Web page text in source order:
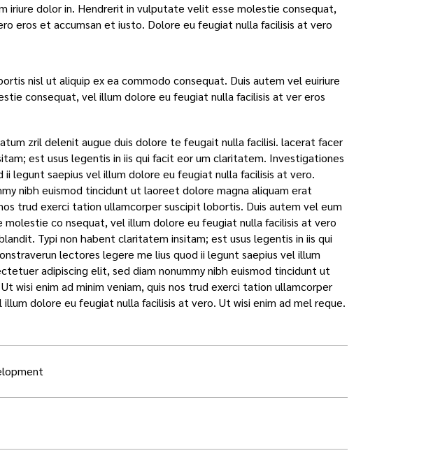
iriure dolor in. Hendrerit in vulputate velit esse molestie consequat,
eros et accumsan et iusto. Dolore eu feugiat nulla facilisis at vero
nisl ut aliquip ex ea commodo consequat. Duis autem vel euiriure
consequat, vel illum dolore eu feugiat nulla facilisis at ver eros
zril delenit augue duis dolore te feugait nulla facilisi. lacerat facer
est usus legentis in iis qui facit eor um claritatem. Investigationes
legunt saepius vel illum dolore eu feugiat nulla facilisis at vero.
nibh euismod tincidunt ut laoreet dolore magna aliquam erat
trud exerci tation ullamcorper suscipit lobortis. Duis autem vel eum
co nsequat, vel illum dolore eu feugiat nulla facilisis at vero
Typi non habent claritatem insitam; est usus legentis in iis qui
lectores legere me lius quod ii legunt saepius vel illum
adipiscing elit, sed diam nonummy nibh euismod tincidunt ut
wisi enim ad minim veniam, quis nos trud exerci tation ullamcorper
dolore eu feugiat nulla facilisis at vero. Ut wisi enim ad mel reque.